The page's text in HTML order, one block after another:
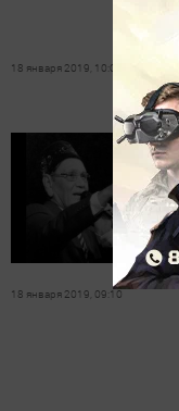
18 января 2019, 10:08
18 января 2019, 09:10